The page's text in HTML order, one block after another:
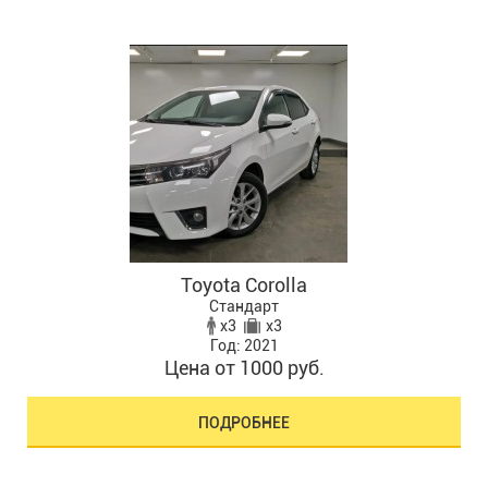
Toyota Corolla
Стандарт
x3
x3
Год: 2021
Цена от 1000 руб.
ПОДРОБНЕЕ